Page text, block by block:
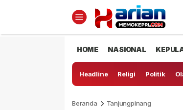
HOME NASIONAL
Headline Religi Politik
Beranda Tanjungpinang